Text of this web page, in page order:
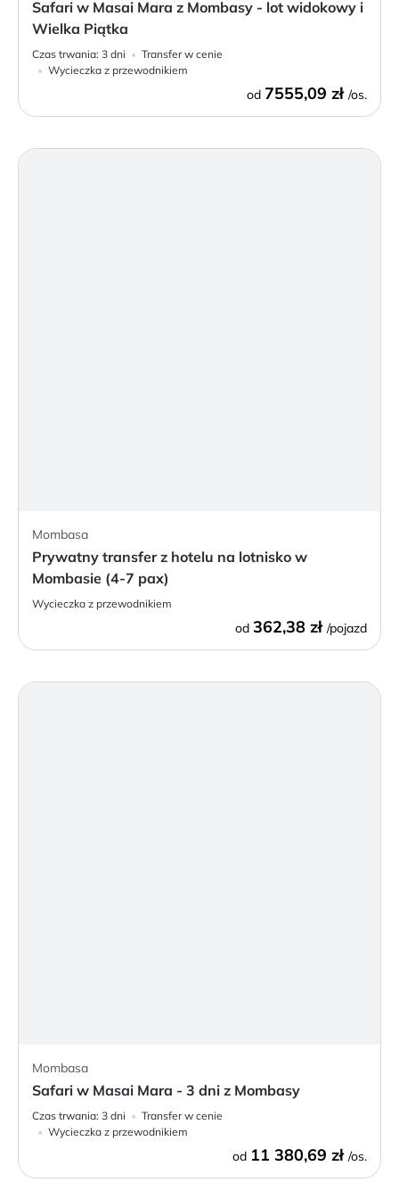
Safari w Masai Mara z Mombasy - lot widokowy i
Wielka Piątka
Czas trwania: 3 dni
Transfer w cenie
Wycieczka z przewodnikiem
od 7555,09 zł /os.
Mombasa
Prywatny transfer z hotelu na lotnisko w
Mombasie (4-7 pax)
Wycieczka z przewodnikiem
od 362,38 zł /pojazd
Mombasa
Safari w Masai Mara - 3 dni z Mombasy
Czas trwania: 3 dni
Transfer w cenie
Wycieczka z przewodnikiem
od 11 380,69 zł /os.